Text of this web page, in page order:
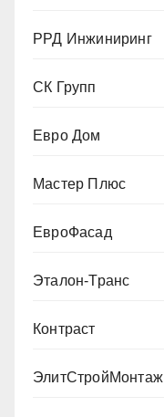
РРД Инжиниринг
СК Групп
Евро Дом
Мастер Плюс
ЕвроФасад
Эталон-Транс
Контраст
ЭлитСтройМонтаж